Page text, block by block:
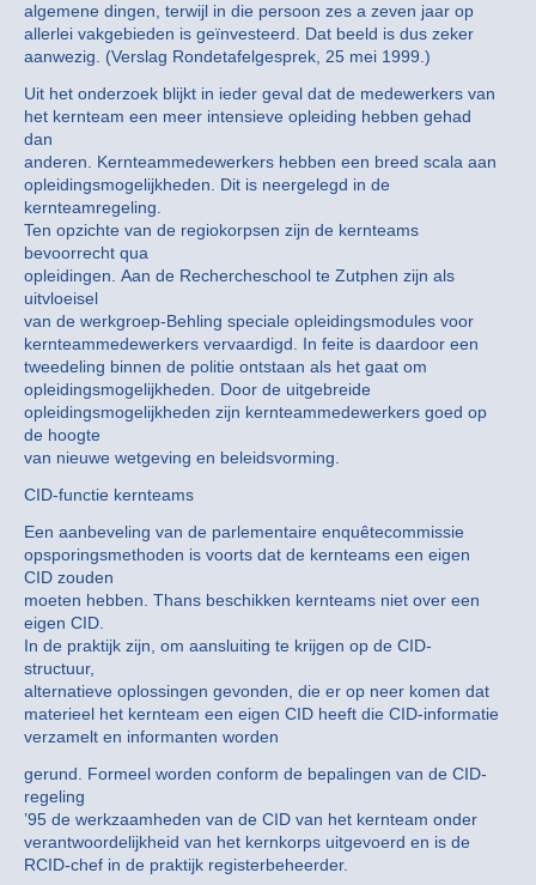
algemene dingen, terwijl in die persoon zes a zeven jaar op
allerlei vakgebieden is geïnvesteerd. Dat beeld is dus zeker
aanwezig. (Verslag Rondetafelgesprek, 25 mei 1999.)
Uit het onderzoek blijkt in ieder geval dat de medewerkers van
het kernteam een meer intensieve opleiding hebben gehad
dan
anderen. Kernteammedewerkers hebben een breed scala aan
opleidingsmogelijkheden. Dit is neergelegd in de
kernteamregeling.
Ten opzichte van de regiokorpsen zijn de kernteams
bevoorrecht qua
opleidingen. Aan de Rechercheschool te Zutphen zijn als
uitvloeisel
van de werkgroep-Behling speciale opleidingsmodules voor
kernteammedewerkers vervaardigd. In feite is daardoor een
tweedeling binnen de politie ontstaan als het gaat om
opleidingsmogelijkheden. Door de uitgebreide
opleidingsmogelijkheden zijn kernteammedewerkers goed op
de hoogte
van nieuwe wetgeving en beleidsvorming.
CID-functie kernteams
Een aanbeveling van de parlementaire enquêtecommissie
opsporingsmethoden is voorts dat de kernteams een eigen
CID zouden
moeten hebben. Thans beschikken kernteams niet over een
eigen CID.
In de praktijk zijn, om aansluiting te krijgen op de CID-
structuur,
alternatieve oplossingen gevonden, die er op neer komen dat
materieel het kernteam een eigen CID heeft die CID-informatie
verzamelt en informanten worden
gerund. Formeel worden conform de bepalingen van de CID-
regeling
’95 de werkzaamheden van de CID van het kernteam onder
verantwoordelijkheid van het kernkorps uitgevoerd en is de
RCID-chef in de praktijk registerbeheerder.